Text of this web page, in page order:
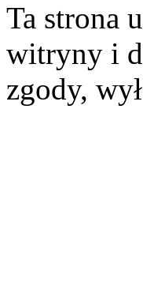
Ta strona
witryny i
zgody,